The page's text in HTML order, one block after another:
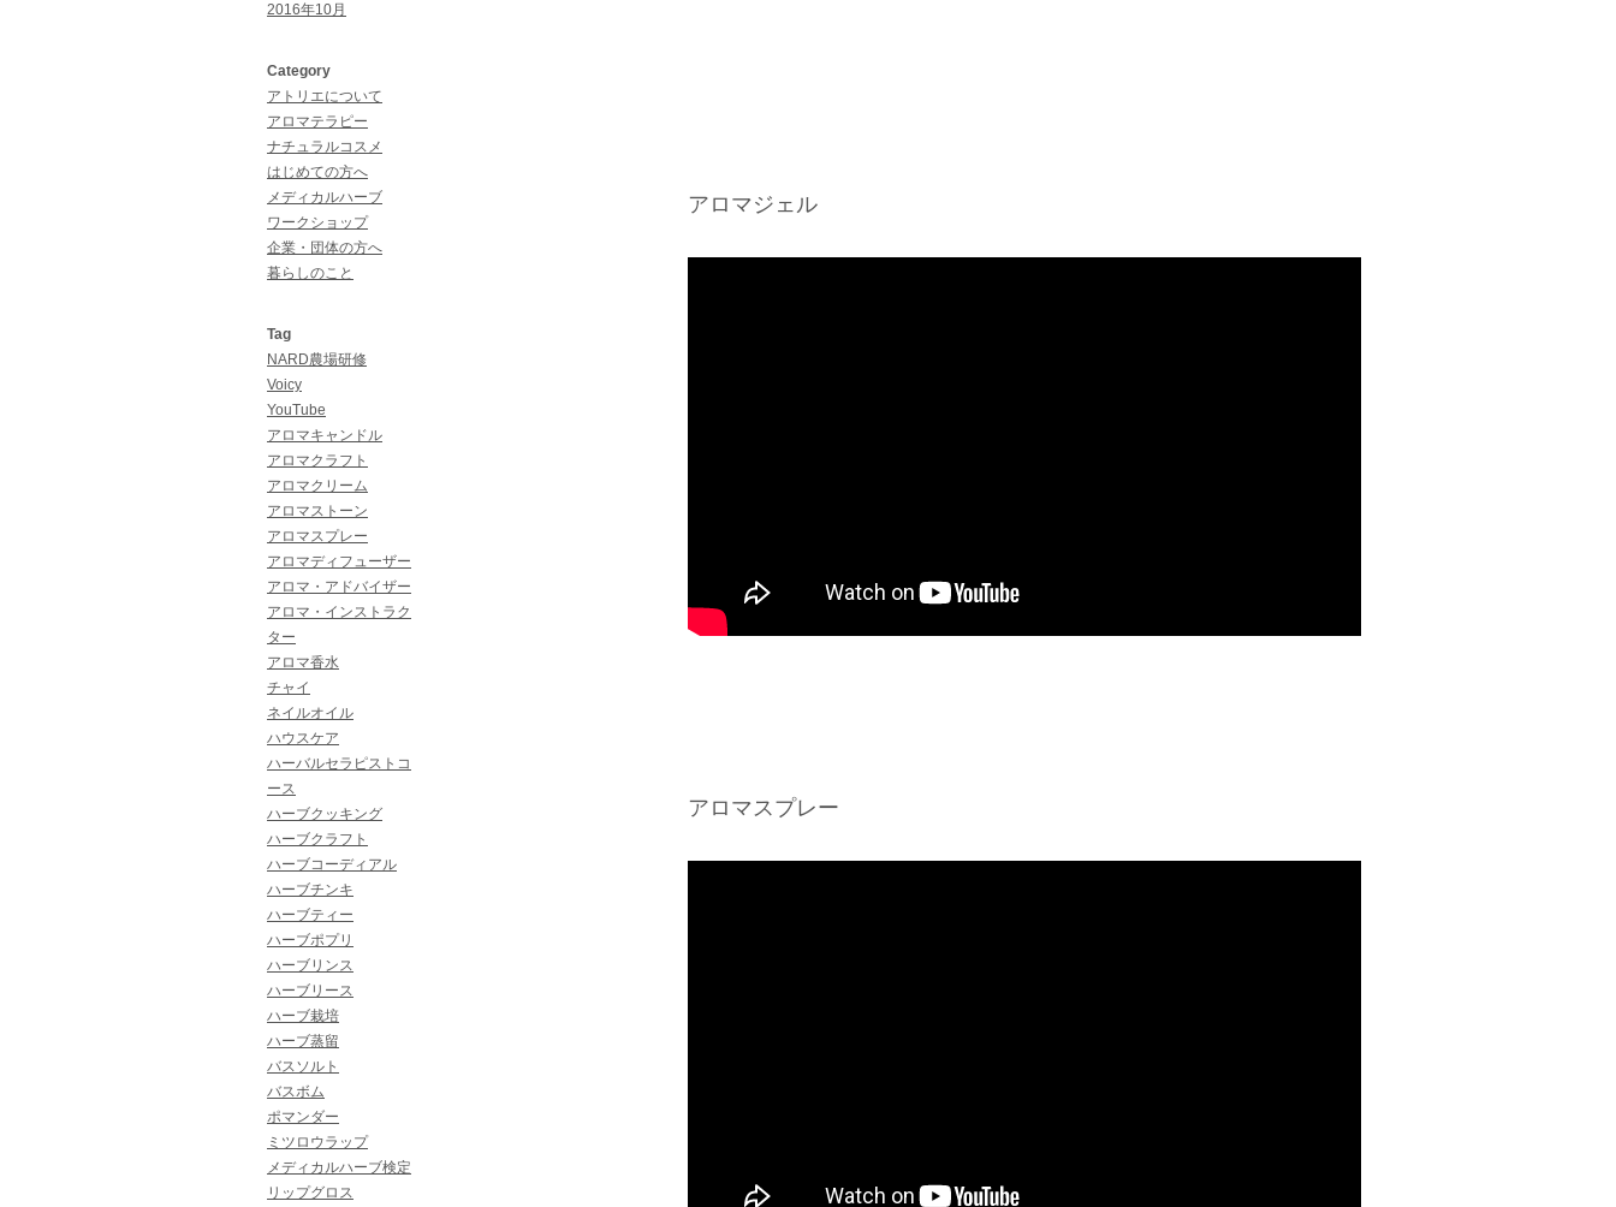
2016年10月
Category
アトリエについて
アロマテラピー
ナチュラルコスメ
はじめての方へ
メディカルハーブ
ワークショップ
企業・団体の方へ
暮らしのこと
Tag
NARD農場研修
Voicy
YouTube
アロマキャンドル
アロマクラフト
アロマクリーム
アロマストーン
アロマスプレー
アロマディフューザー
アロマ・アドバイザー
アロマ・インストラク
ター
アロマ香水
チャイ
ネイルオイル
ハウスケア
ハーバルセラピストコ
ース
ハーブクッキング
ハーブクラフト
ハーブコーディアル
ハーブチンキ
ハーブティー
ハーブポプリ
ハーブリンス
ハーブリース
ハーブ栽培
ハーブ蒸留
バスソルト
バスボム
ポマンダー
ミツロウラップ
メディカルハーブ検定
リップグロス
アロマジェル
アロマスプレー